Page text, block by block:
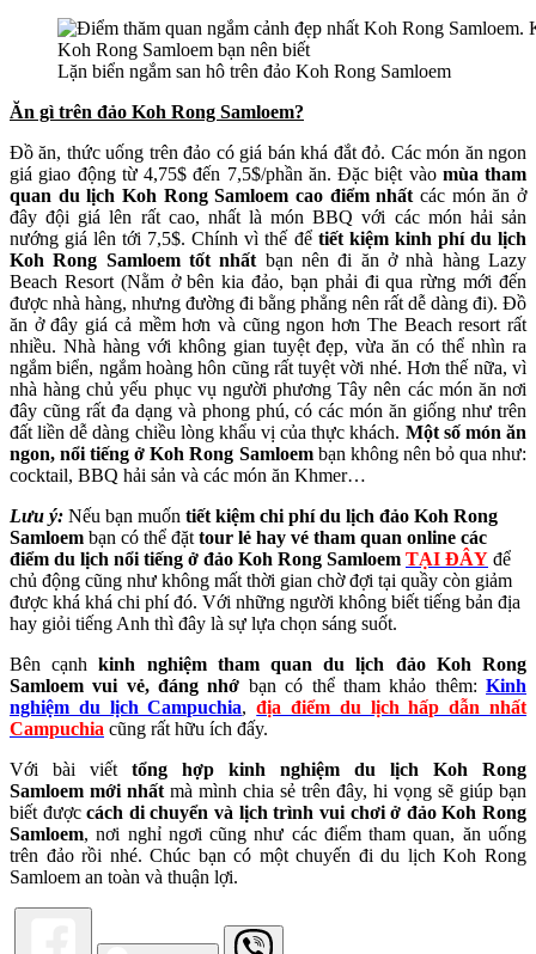
Lặn biển ngắm san hô trên đảo Koh Rong Samloem
Ăn gì trên đảo Koh Rong Samloem?
Đồ ăn, thức uống trên đảo có giá bán khá đắt đỏ. Các món ăn ngon
giá giao động từ 4,75$ đến 7,5$/phần ăn. Đặc biệt vào mùa tham
quan du lịch Koh Rong Samloem cao điểm nhấtcác món ăn ở
đây đội giá lên rất cao, nhất là món BBQ với các món hải sản
nướng giá lên tới 7,5$. Chính vì thế để tiết kiệm kinh phí du lịch
Koh Rong Samloem tốt nhấtbạn nên đi ăn ở nhà hàng Lazy
Beach Resort (Nằm ở bên kia đảo, bạn phải đi qua rừng mới đến
được nhà hàng, nhưng đường đi bằng phẳng nên rất dễ dàng đi). Đồ
ăn ở đây giá cả mềm hơn và cũng ngon hơn The Beach resort rất
nhiều. Nhà hàng với không gian tuyệt đẹp, vừa ăn có thể nhìn ra
ngắm biển, ngắm hoàng hôn cũng rất tuyệt vời nhé. Hơn thế nữa, vì
nhà hàng chủ yếu phục vụ người phương Tây nên các món ăn nơi
đây cũng rất đa dạng và phong phú, có các món ăn giống như trên
đất liền dễ dàng chiều lòng khẩu vị của thực khách. Một số món ăn
ngon, nổi tiếng ở Koh Rong Samloembạn không nên bỏ qua như:
cocktail, BBQ hải sản và các món ăn Khmer…
Lưu ý: Nếu bạn muốn tiết kiệm chi phí du lịch đảo Koh Rong
Samloem bạn có thể đặttour lẻ hay vé tham quan online các
điểm du lịch nổi tiếng ở đảo Koh Rong Samloem TẠI ĐÂY để
chủ động cũng như không mất thời gian chờ đợi tại quầy còn giảm
được khá khá chi phí đó. Với những người không biết tiếng bản địa
hay giỏi tiếng Anh thì đây là sự lựa chọn sáng suốt.
Bên cạnhkinh nghiệm tham quan du lịch đảo Koh Rong
Samloem vui vẻ, đáng nhớ bạn có thể tham khảo thêm:Kinh
nghiệm du lịch Campuchia, địa điểm du lịch hấp dẫn nhất
Campuchia cũng rất hữu ích đấy.
Với bài viết tổng hợp kinh nghiệm du lịch Koh Rong
Samloem mới nhấtmà mình chia sẻ trên đây, hi vọng sẽ giúp bạn
biết đượccách di chuyển và lịch trình vui chơi ở đảo Koh Rong
Samloem, nơi nghỉ ngơi cũng như các điểm tham quan, ăn uống
trên đảo rồi nhé. Chúc bạn có một chuyến đi du lịch Koh Rong
Samloem an toàn và thuận lợi.